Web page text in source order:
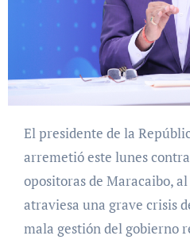
El presidente de la República, Nicolás Maduro,
arremetió este lunes
opositoras de Maracaibo,
atraviesa una grave crisis
mala gestión del gobierno